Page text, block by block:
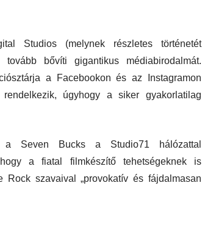
Studios (melynek részletes történetét
bővíti gigantikus médiabirodalmát.
a Facebookon és az Instagramon
úgyhogy a siker gyakorlatilag
Seven Bucks a Studio71 hálózattal
a fiatal filmkészítő tehetségeknek is
Rock szavaival „provokatív és fájdalmasan